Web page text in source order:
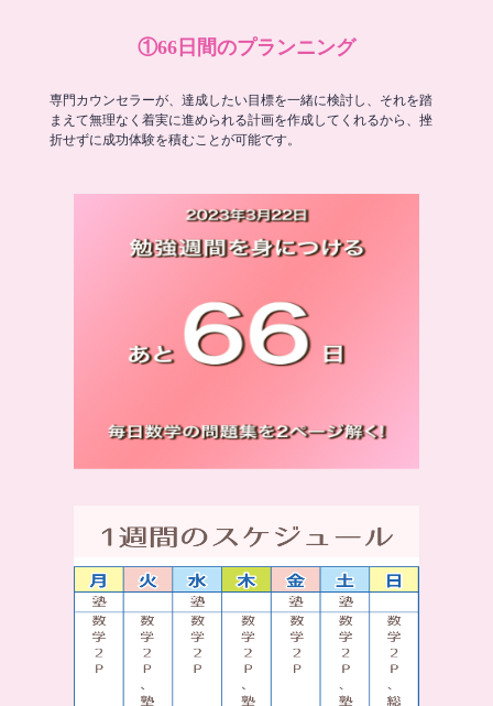
①66日間のプランニング
専門カウンセラーが、達成したい目標を一緒に検討し、それを踏
まえて無理なく着実に進められる計画を作成してくれるから、挫
折せずに成功体験を積むことが可能です。